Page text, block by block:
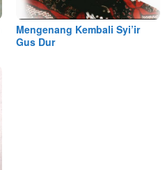
Mengenang Kembali Syi’ir
Gus Dur